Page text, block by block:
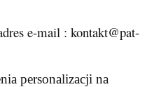
e-mail : kontakt@pat-
personalizacji na